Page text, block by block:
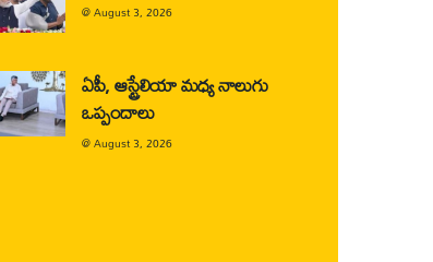
@August 3, 2026
ఏపీ, ఆస్ట్రేలియా మధ్య నాలుగు
ఒప్పందాలు
@August 3, 2026